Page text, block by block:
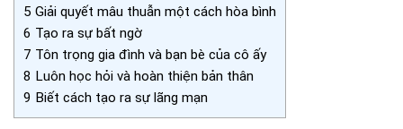
5 Giải quyết mâu thuẫn một cách hòa bình
6 Tạo ra sự bất ngờ
7 Tôn trọng gia đình và bạn bè của cô ấy
8 Luôn học hỏi và hoàn thiện bản thân
9 Biết cách tạo ra sự lãng mạn